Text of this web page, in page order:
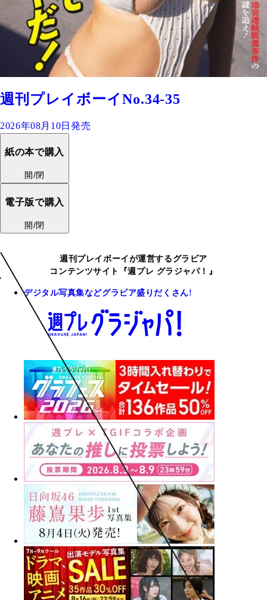
週刊プレイボーイNo.34-35
2026年08月10日発売
紙の本で購入
開/閉
電子版で購入
開/閉
週刊プレイボーイが運営するグラビア
コンテンツサイト『週プレ グラジャパ！』
デジタル写真集などグラビア盛りだくさん!